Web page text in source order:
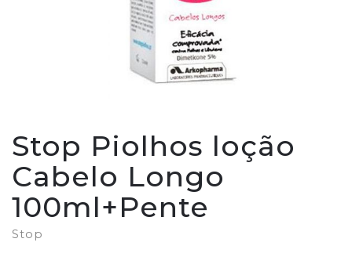
Stop Piolhos loção
Cabelo Longo
100ml+Pente
Stop